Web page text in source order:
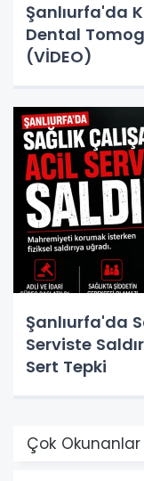
Şanlıurfa'da
Dental
(VİDEO)
Şanlıurfa'da
Serviste
Sert Tepki
Çok Okunanlar